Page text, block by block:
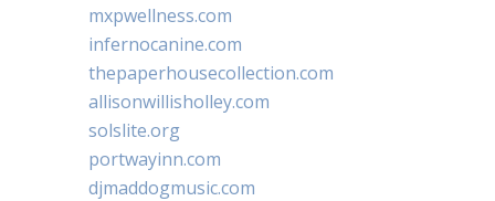
mxpwellness.com
infernocanine.com
thepaperhousecollection.com
allisonwillisholley.com
solslite.org
portwayinn.com
djmaddogmusic.com